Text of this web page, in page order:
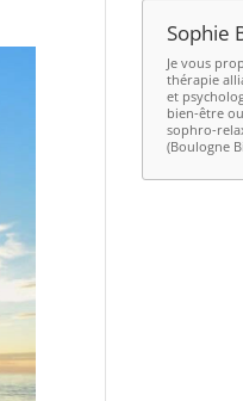
Sophie
Je vous
thérapie
et
bien-être
sophro-
(Boulogne